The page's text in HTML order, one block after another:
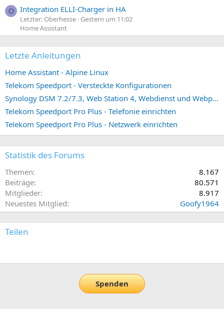
O Integration ELLI-Charger in HA
Letzter: Oberhesse Gestern um 11:02
Home Assistant
Letzte Anleitungen
Home Assistant - Alpine Linux
Telekom Speedport - Versteckte Konfigurationen
Synology DSM 7.2/7.3, Web Station 4, Webdienst und Webportal erstellen (ehemals vHost)
Telekom Speedport Pro Plus - Telefonie einrichten
Telekom Speedport Pro Plus - Netzwerk einrichten
Statistik des Forums
Themen
8.167
Beiträge
80.571
Mitglieder
8.917
Neuestes Mitglied
Goofy1964
Teilen
Spenden